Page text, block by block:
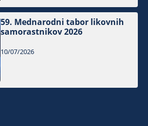
59. Mednarodni tabor likovnih
samorastnikov 2026
10/07/2026